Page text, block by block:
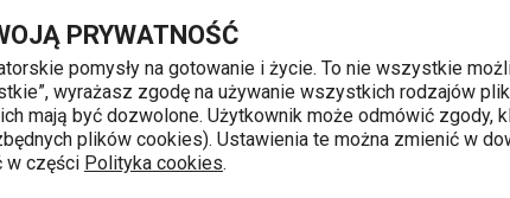
PRYWATNOŚĆ
pomysły na gotowanie i życie. To nie wszystkie
wyrażasz zgodę na używanie wszystkich rodzajów
mają być dozwolone. Użytkownik może odmówić zgody,
plików cookies). Ustawienia te można zmienić w
w części Polityka cookies.
Przejdź do głównej zawartości
Przejdź do wyszukiwania
Przejdź do nawigacji
8 do 16